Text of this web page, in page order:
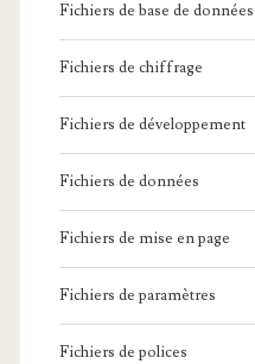
Fichiers de base de données
Fichiers de chiffrage
Fichiers de développement
Fichiers de données
Fichiers de mise en page
Fichiers de paramètres
Fichiers de polices